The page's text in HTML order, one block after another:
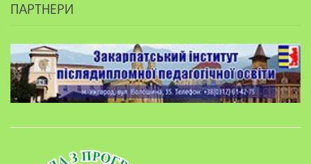
ПАРТНЕРИ